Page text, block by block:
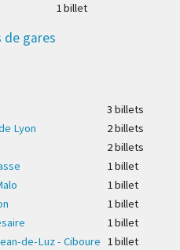
1 billet
de gares
3 billets
Lyon
2 billets
2 billets
1 billet
1 billet
1 billet
1 billet
de-Luz - Ciboure 1 billet